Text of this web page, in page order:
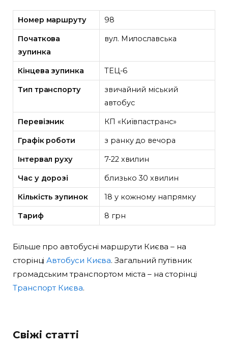
Номер маршруту 98
Початкова
зупинка
вул. Милославська
Кінцева зупинка ТЕЦ-6
Тип транспорту
звичайний міський
автобус
Перевізник КП «Київпастранс»
Графік роботи з ранку до вечора
Інтервал руху 7-22 хвилин
Час у дорозі близько 30 хвилин
Кількість зупинок 18 у кожному напрямку
Тариф 8 грн
Більше про автобусні маршрути Києва – на
сторінціАвтобуси Києва. Загальний путівник
громадським транспортом міста – на сторінці
Транспорт Києва.
Свіжі статті